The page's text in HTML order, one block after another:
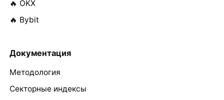
🔥 OKX
🔥 Bybit
Документация
Методология
Секторные индексы